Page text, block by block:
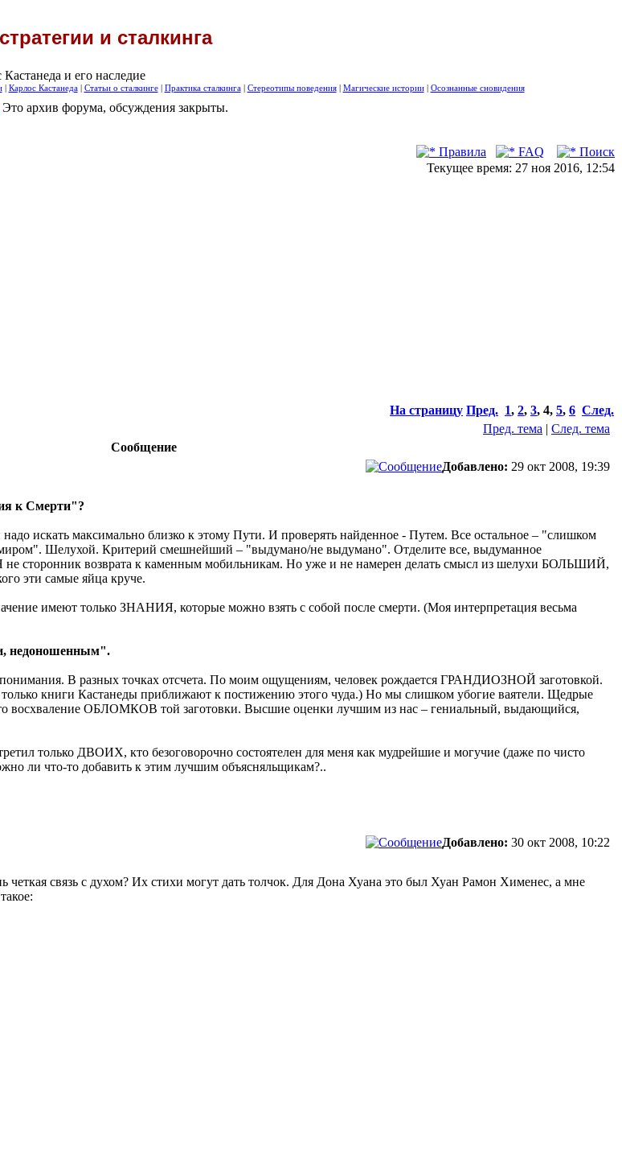
и сталкинга
Кастанеда и его наследие
| Карлос Кастанеда| Статьи о сталкинге| Практика сталкинга| Стереотипы поведения| Магические истории| Осознанные сновидения
Это архив форума, обсуждения закрыты.
Правила FAQ
Поиск
Текущее время: 27 ноя 2016, 12:54
На страницу Пред. 1, 2, 3, 4, 5, 6 След.
Пред. тема | След. тема
Сообщение
Добавлено: 29 окт 2008, 19:39
к Смерти"?
искать максимально близко к этому Пути. И проверять найденное - Путем. Все остальное – "слишком
Шелухой. Критерий смешнейший – "выдумано/не выдумано". Отделите все, выдуманное
не сторонник возврата к каменным мобильникам. Но уже и не намерен делать смысл из шелухи БОЛЬШИЙ,
эти самые яйца круче.
имеют только ЗНАНИЯ, которые можно взять с собой после смерти. (Моя интерпретация весьма
недоношенным".
В разных точках отсчета. По моим ощущениям, человек рождается ГРАНДИОЗНОЙ заготовкой.
книги Кастанеды приближают к постижению этого чуда.) Но мы слишком убогие ваятели. Щедрые
восхваление ОБЛОМКОВ той заготовки. Высшие оценки лучшим из нас – гениальный, выдающийся,
только ДВОИХ, кто безоговорочно состоятелен для меня как мудрейшие и могучие (даже по чисто
ли что-то добавить к этим лучшим объясняльщикам?..
Добавлено: 30 окт 2008, 10:22
связь с духом? Их стихи могут дать толчок. Для Дона Хуана это был Хуан Рамон Хименес, а мне